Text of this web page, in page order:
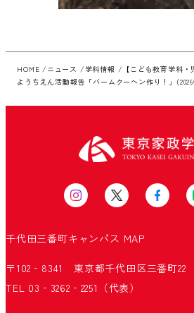
HOME ニュース 学科情報
【こども教育学科
ようちえん活動報告「バームクーヘン作り！」
千代田三番町キャンパス MAP
〒102‐8341 東京都千代田区三番町22
TEL 03‐3262‐2251（代表）